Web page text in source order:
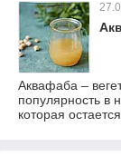
Аквафаба –
популярность в
которая